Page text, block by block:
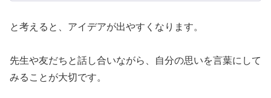
と考えると、アイデアが出やすくなります。
先生や友だちと話し合いながら、自分の思いを言葉にして
みることが大切です。